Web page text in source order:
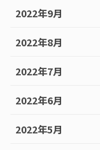
2022年9月
2022年8月
2022年7月
2022年6月
2022年5月